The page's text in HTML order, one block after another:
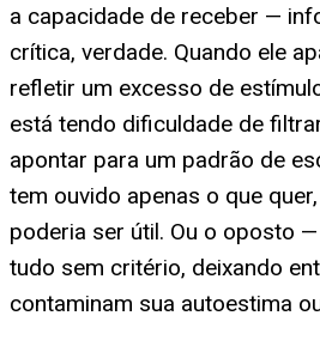
a capacidade de receber —
crítica, verdade. Quando ele
refletir um excesso de
está tendo dificuldade de
apontar para um padrão de
tem ouvido apenas o que
poderia ser útil. Ou o oposto
tudo sem critério, deixando
contaminam sua autoestima